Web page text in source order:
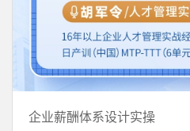
企业薪酬体系设计实操